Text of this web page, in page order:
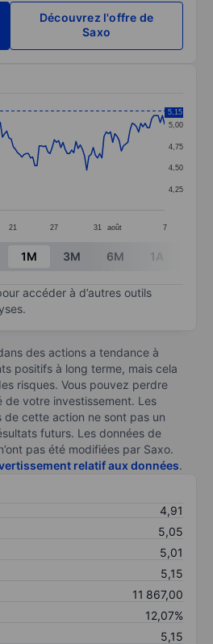
Découvrez l'offre de
Saxo
data points.
displaying categories.
displaying values. Data ranges
21 27 31 août 7
4,25
4,50
4,75
5,00
5,15
1M 3M 6M 1A
accéder à d’autres outils
des actions a tendance à
positifs à long terme, mais cela
risques. Vous pouvez perdre
de votre investissement. Les
de cette action ne sont pas un
futurs. Les données de
pas été modifiées par Saxo.
relatif aux données.
4,91
5,05
5,01
5,15
11 867,00
12,07%
5,15